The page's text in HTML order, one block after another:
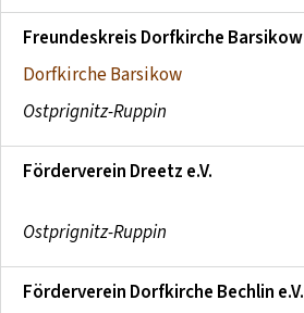
Freundeskreis Dorfkirche Barsikow
Dorfkirche Barsikow
Ostprignitz-Ruppin
Förderverein Dreetz e.V.
Ostprignitz-Ruppin
Förderverein Dorfkirche Bechlin e.V.